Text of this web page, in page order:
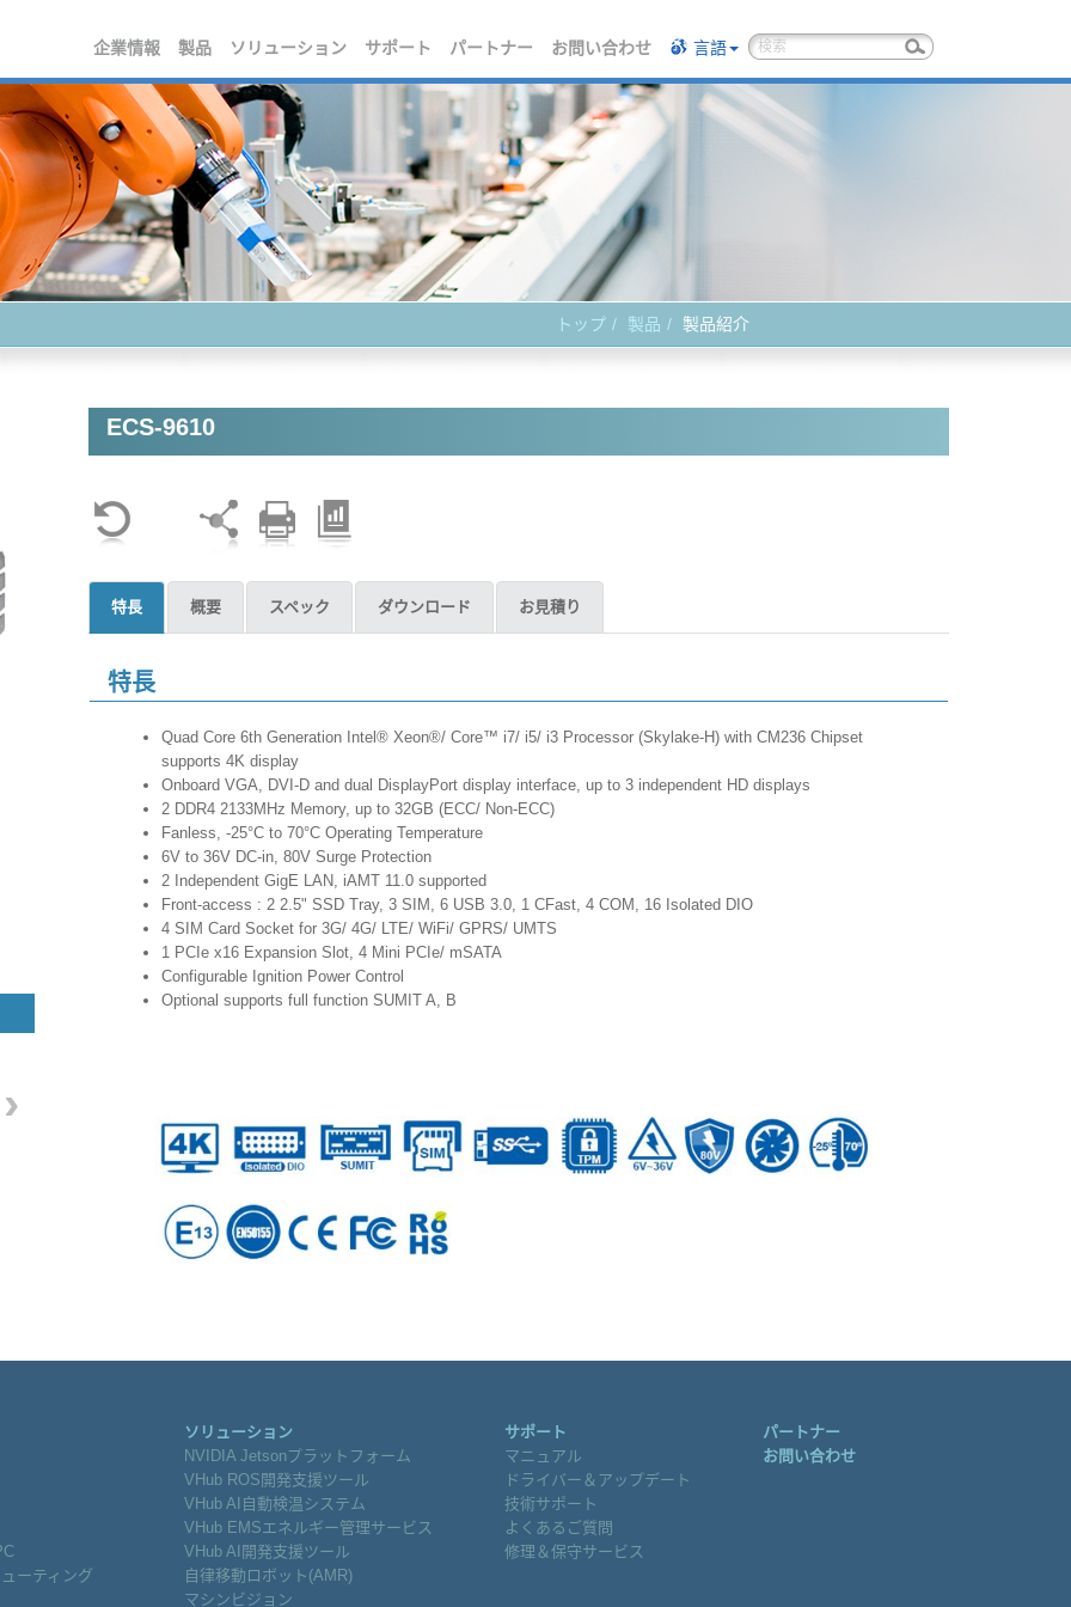
企業情報 製品 ソリューション サポート パートナー お問い合わせ 言語
トップ 製品 製品紹介
›
ECS-9610
特長 概要 スペック ダウンロード お見積り
特長
Quad Core 6th Generation Intel® Xeon®/ Core™ i7/ i5/ i3 Processor (Skylake-H) with CM236 Chipset
supports 4K display
Onboard VGA, DVI-D and dual DisplayPort display interface, up to 3 independent HD displays
2 DDR4 2133MHz Memory, up to 32GB (ECC/ Non-ECC)
Fanless, -25°C to 70°C Operating Temperature
6V to 36V DC-in, 80V Surge Protection
2 Independent GigE LAN, iAMT 11.0 supported
Front-access : 2 2.5" SSD Tray, 3 SIM, 6 USB 3.0, 1 CFast, 4 COM, 16 Isolated DIO
4 SIM Card Socket for 3G/ 4G/ LTE/ WiFi/ GPRS/ UMTS
1 PCIe x16 Expansion Slot, 4 Mini PCIe/ mSATA
Configurable Ignition Power Control
Optional supports full function SUMIT A, B
ーティング
ソリューション
NVIDIA Jetsonプラットフォーム
VHub ROS開発支援ツール
VHub AI自動検温システム
VHub EMSエネルギー管理サービス
VHub AI開発支援ツール
自律移動ロボット(AMR)
マシンビジョン
サポート
マニュアル
ドライバー＆アップデート
技術サポート
よくあるご質問
修理＆保守サービス
パートナー
お問い合わせ